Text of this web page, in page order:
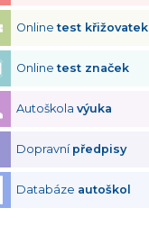
Onlinetest křižovatek
Onlinetest značek
Autoškolavýuka
Dopravní předpisy
Databáze autoškol